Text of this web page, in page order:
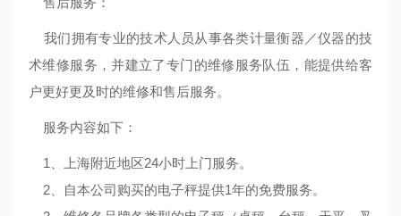
我们拥有专业的技术人员从事各类计量衡器／仪器的技
术维修服务，并建立了专门的维修服务队伍，能提供给客
户更好更及时的维修和售后服务。
服务内容如下：
1、上海附近地区24小时上门服务。
2、自本公司购买的电子秤提供1年的免费服务。